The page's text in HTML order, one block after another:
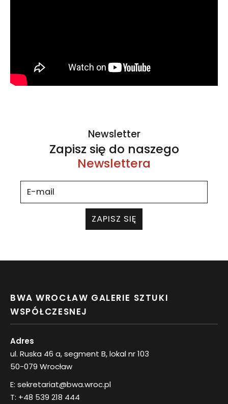
Newsletter
Zapisz się do naszego
Newslettera
ZAPISZ SIĘ
BWA WROCŁAW GALERIE SZTUKI
WSPÓŁCZESNEJ
Adres
ul. Ruska 46 a, segment B, lokal nr 103
50-079 Wrocław
E: sekretariat@bwa.wroc.pl
T: +48 539 218 444